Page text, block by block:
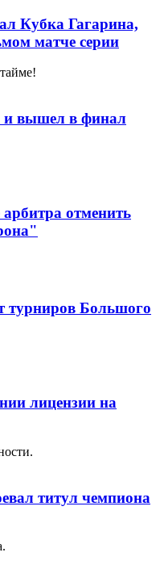
Кубка Гагарина,
матче серии
вышел в финал
отменить
турниров Большого
лицензии на
титул чемпиона